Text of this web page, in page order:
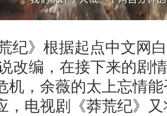
纪》根据起点中文网
改编，在接下来的剧
机，余薇的太上忘情
，电视剧《莽荒纪》